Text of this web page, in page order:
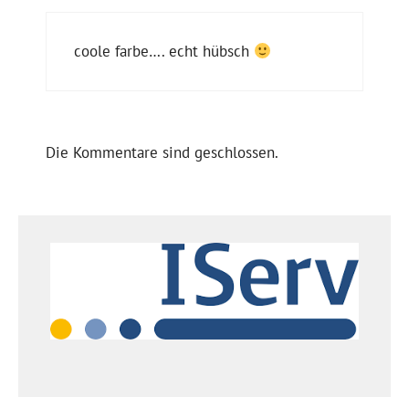
coole farbe…. echt hübsch
Die Kommentare sind geschlossen.